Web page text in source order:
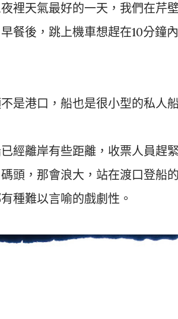
裡天氣最好的一天，我們在芹
餐後，跳上機車想趕在10分鐘
是港口，船也是很小型的私人
經離岸有些距離，收票人員趕
頭，那會浪大，站在渡口登船
種難以言喻的戲劇性。